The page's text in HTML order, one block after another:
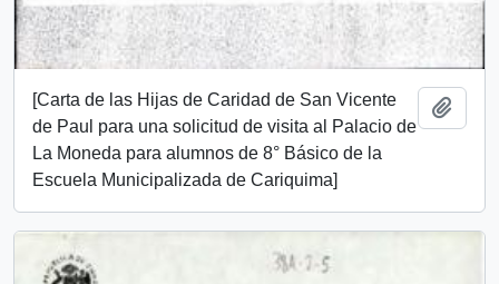
[Carta de las Hijas de Caridad de San Vicente
de Paul para una solicitud de visita al Palacio de
La Moneda para alumnos de 8° Básico de la
Escuela Municipalizada de Cariquima]